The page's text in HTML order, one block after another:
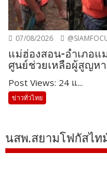
07/08/2026
แม่ฮ่องสอน-อำเภอแ
ศูนย์ช่วยเหลือผู้สูญห
Post Views: 24 แ...
ข่าวทั่วไทย
นสพ.สยามโฟกัสไท